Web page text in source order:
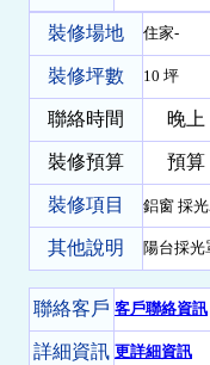
裝修場地 住家-
裝修坪數 10 坪
聯絡時間 晚上
裝修預算 預算
裝修項目 鋁窗 採
其他說明 陽台採光
聯絡客戶 客戶聯絡資訊
詳細資訊 更詳細資訊